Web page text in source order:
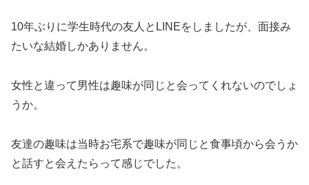
10年ぶりに学生時代の友人とLINEをしましたが、面接み
たいな結婚しかありません。
女性と違って男性は趣味が同じと会ってくれないのでしょ
うか。
友達の趣味は当時お宅系で趣味が同じと食事頃から会うか
と話すと会えたらって感じでした。